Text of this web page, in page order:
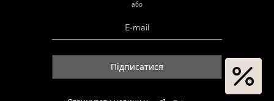
або
Підписатися